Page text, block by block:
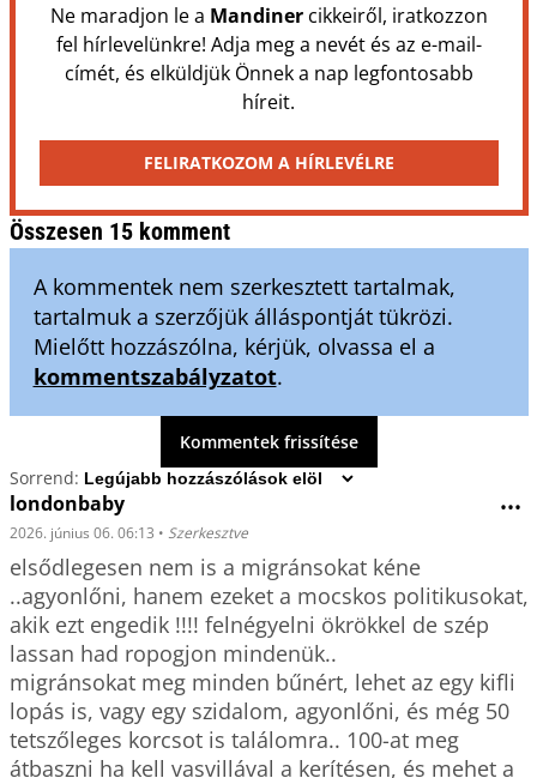
Ne maradjon le a Mandinercikkeiről, iratkozzon
fel hírlevelünkre! Adja meg a nevét és az e-mail-
címét, és elküldjük Önnek a nap legfontosabb
híreit.
FELIRATKOZOM A HÍRLEVÉLRE
Összesen 15 komment
A kommentek nem szerkesztett tartalmak,
tartalmuk a szerzőjük álláspontját tükrözi.
Mielőtt hozzászólna, kérjük, olvassa el a
kommentszabályzatot.
Kommentek frissítése
Sorrend:
londonbaby •••
2026. június 06. 06:13 • Szerkesztve
elsődlegesen nem is a migránsokat kéne
..agyonlőni, hanem ezeket a mocskos politikusokat,
akik ezt engedik !!!! felnégyelni ökrökkel de szép
lassan had ropogjon mindenük..
migránsokat meg minden bűnért, lehet az egy kifli
lopás is, vagy egy szidalom, agyonlőni, és még 50
tetszőleges korcsot is találomra.. 100-at meg
átbaszni ha kell vasvillával a kerítésen, és mehet a